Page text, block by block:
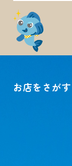
お店をさがす